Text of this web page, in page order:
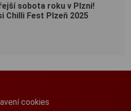
sobota roku v Plzni!
Chilli Fest Plzeň 2025
cookies